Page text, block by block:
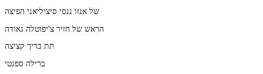
של אנזו ננסי סיציליאני הפיצה
הראש של חזיר צ'יפוטלה גאודה
תת כריך קציצה
ברילה ספגטי